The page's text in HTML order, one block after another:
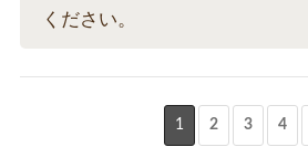
ください。
1 2 3 4